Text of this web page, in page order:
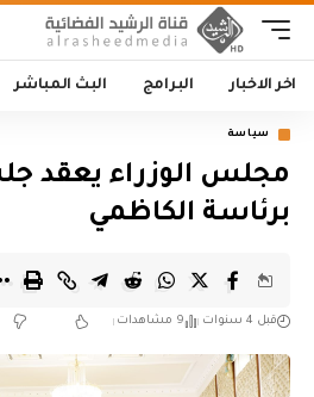
اخر الاخبار البرامج البث المباشر
سياسة
مجلس الوزراء يعقد
برئاسة الكاظمي
قبل 4 سنوات 9 مشاهدات